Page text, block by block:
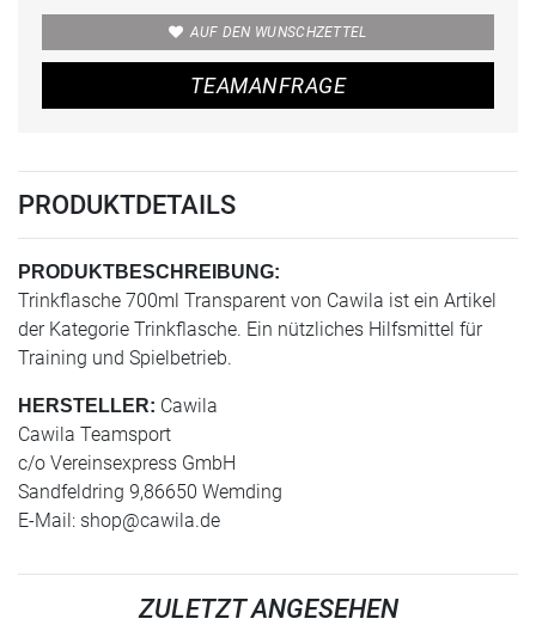
AUF DEN WUNSCHZETTEL
TEAMANFRAGE
PRODUKTDETAILS
PRODUKTBESCHREIBUNG:
Trinkflasche 700ml Transparent von Cawila ist ein Artikel
der Kategorie Trinkflasche. Ein nützliches Hilfsmittel für
Training und Spielbetrieb.
HERSTELLER: Cawila
Cawila Teamsport
c/o Vereinsexpress GmbH
Sandfeldring 9,86650 Wemding
E-Mail: shop@cawila.de
ZULETZT ANGESEHEN